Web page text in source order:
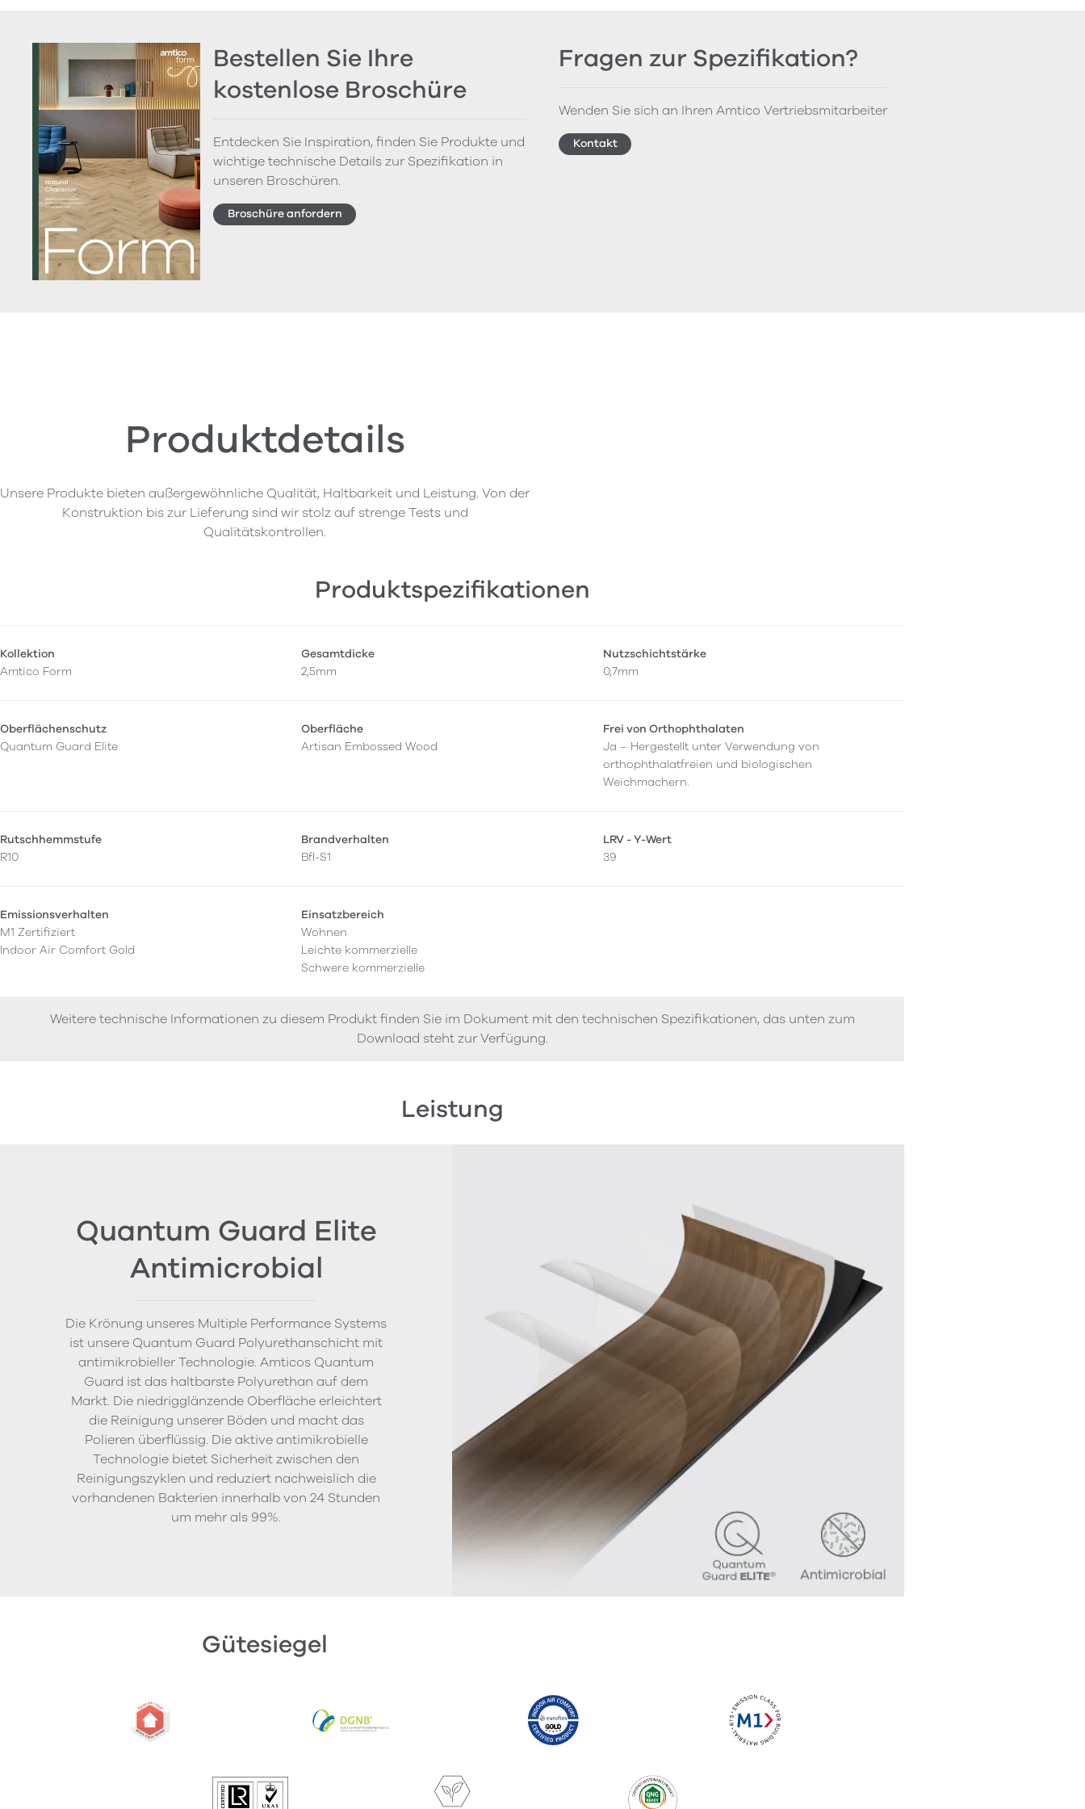
Bestellen Sie Ihre
kostenlose Broschüre
Entdecken Sie Inspiration, finden Sie Produkte und
wichtige technische Details zur Spezifikation in
unseren Broschüren.
Broschüre anfordern
Fragen zur Spezifikation?
Wenden Sie sich an Ihren Amtico Vertriebsmitarbeiter
Kontakt
Produktdetails
Unsere Produkte bieten außergewöhnliche Qualität, Haltbarkeit und Leistung. Von der
Konstruktion bis zur Lieferung sind wir stolz auf strenge Tests und
Qualitätskontrollen.
Produktspezifikationen
Kollektion
Amtico Form
Gesamtdicke
2,5mm
Nutzschichtstärke
0,7mm
Oberflächenschutz
Quantum Guard Elite
Oberfläche
Artisan Embossed Wood
Frei von Orthophthalaten
Ja – Hergestellt unter Verwendung von
orthophthalatfreien und biologischen
Weichmachern.
Rutschhemmstufe
R10
Brandverhalten
Bfl-S1
LRV - Y-Wert
39
Emissionsverhalten
M1 Zertifiziert
Indoor Air Comfort Gold
Einsatzbereich
Wohnen
Leichte kommerzielle
Schwere kommerzielle
Weitere technische Informationen zu diesem Produkt finden Sie im Dokument mit den technischen Spezifikationen, das unten zum
Download steht zur Verfügung.
Leistung
Quantum Guard Elite
Antimicrobial
Die Krönung unseres Multiple Performance Systems
ist unsere Quantum Guard Polyurethanschicht mit
antimikrobieller Technologie. Amticos Quantum
Guard ist das haltbarste Polyurethan auf dem
Markt. Die niedrigglänzende Oberfläche erleichtert
die Reinigung unserer Böden und macht das
Polieren überflüssig. Die aktive antimikrobielle
Technologie bietet Sicherheit zwischen den
Reinigungszyklen und reduziert nachweislich die
vorhandenen Bakterien innerhalb von 24 Stunden
um mehr als 99%.
Gütesiegel